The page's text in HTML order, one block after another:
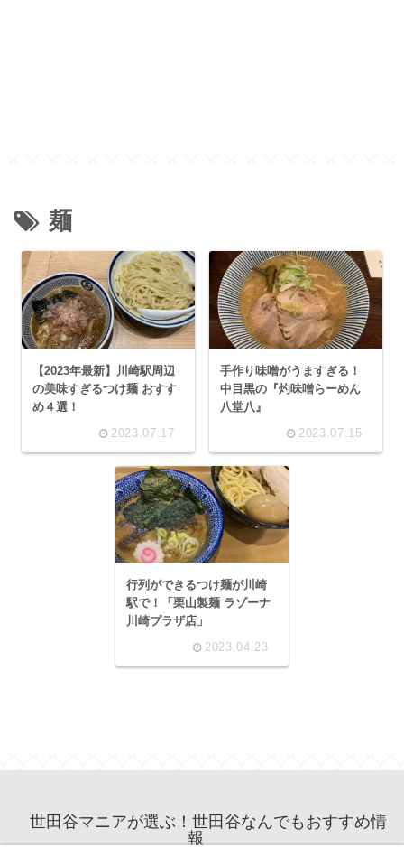
麺
【2023年最新】川崎駅周辺
の美味すぎるつけ麺 おすす
め４選！
2023.07.17
手作り味噌がうますぎる！
中目黒の『灼味噌らーめん
八堂八』
2023.07.15
行列ができるつけ麺が川崎
駅で！「栗山製麺 ラゾーナ
川崎プラザ店」
2023.04.23
世田谷マニアが選ぶ！世田谷なんでもおすすめ情
報